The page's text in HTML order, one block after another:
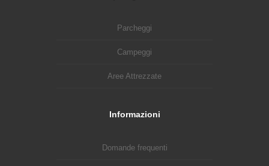
Parcheggi
Campeggi
Aree Attrezzate
Informazioni
Domande frequenti